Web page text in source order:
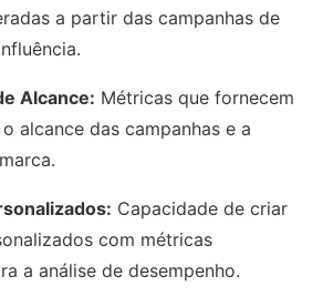
a partir das campanhas de
Alcance: Métricas que fornecem
alcance das campanhas e a
Capacidade de criar
com métricas
a análise de desempenho.